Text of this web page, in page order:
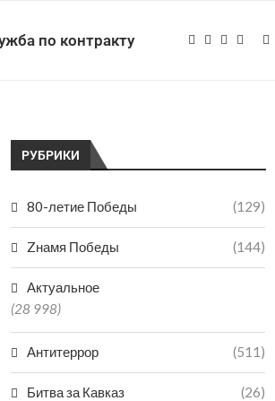
по контракту
РУБРИКИ
80-летие Победы (129)
Zнамя Победы (144)
Актуальное
(28 998)
Антитеррор (511)
Битва за Кавказ (26)